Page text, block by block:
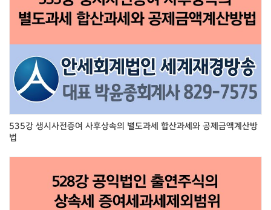
535강 생시사전증여 사후상속의 별도과세 합산과세와 공제금액계산방
법